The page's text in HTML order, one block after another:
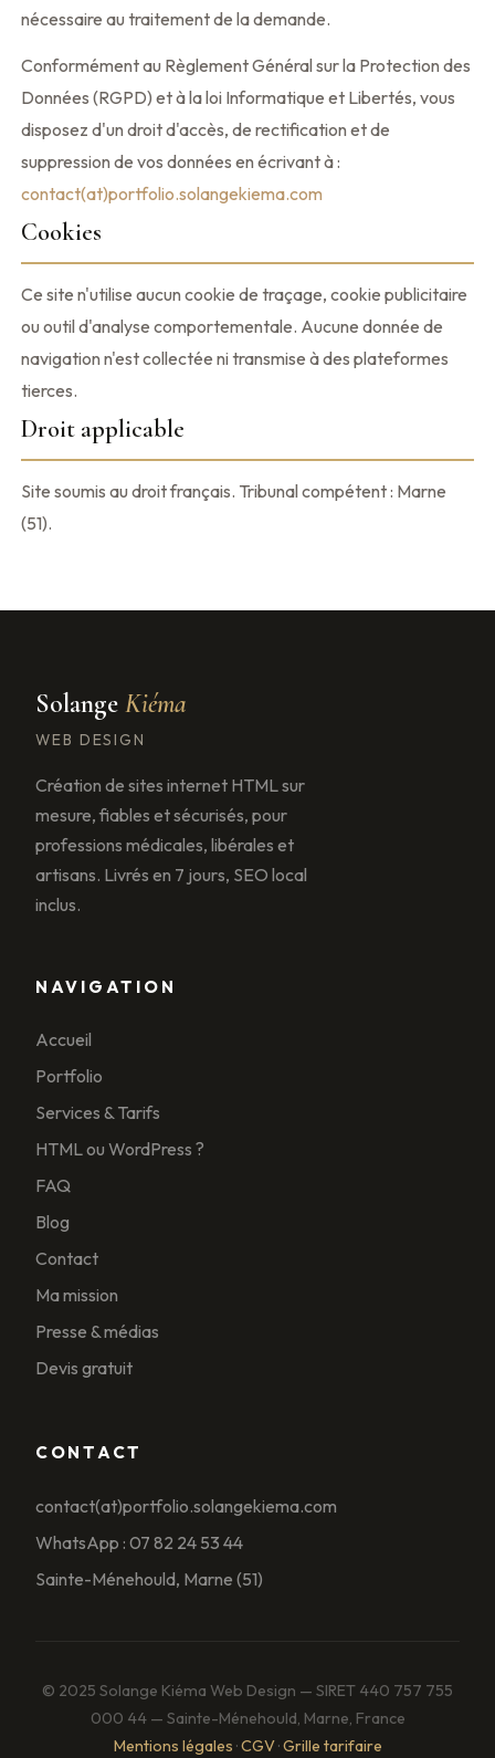
nécessaire au traitement de la demande.
Conformément au Règlement Général sur la Protection des
Données (RGPD) et à la loi Informatique et Libertés, vous
disposez d'un droit d'accès, de rectification et de
suppression de vos données en écrivant à :
contact(at)portfolio.solangekiema.com
Cookies
Ce site n'utilise aucun cookie de traçage, cookie publicitaire
ou outil d'analyse comportementale. Aucune donnée de
navigation n'est collectée ni transmise à des plateformes
tierces.
Droit applicable
Site soumis au droit français. Tribunal compétent : Marne
(51).
Solange Kiéma
WEB DESIGN
Création de sites internet HTML sur
mesure, fiables et sécurisés, pour
professions médicales, libérales et
artisans. Livrés en 7 jours, SEO local
inclus.
NAVIGATION
Accueil
Portfolio
Services & Tarifs
HTML ou WordPress ?
FAQ
Blog
Contact
Ma mission
Presse & médias
Devis gratuit
CONTACT
contact(at)portfolio.solangekiema.com
WhatsApp : 07 82 24 53 44
Sainte-Ménehould, Marne (51)
© 2025 Solange Kiéma Web Design — SIRET 440 757 755
000 44 — Sainte-Ménehould, Marne, France
Mentions légales ·CGV·Grille tarifaire